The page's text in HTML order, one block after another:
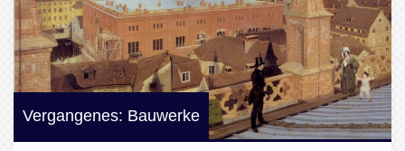
Vergangenes: Bauwerke